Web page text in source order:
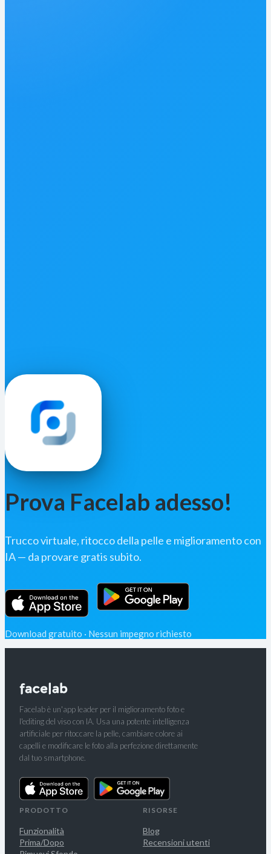
Prova Facelab adesso!
Trucco virtuale, ritocco della pelle e miglioramento con
IA — da provare gratis subito.
Download gratuito · Nessun impegno richiesto
Facelab è un'app leader per il miglioramento foto e
l'editing del viso con IA. Usa una potente intelligenza
artificiale per ritoccare la pelle, cambiare colore ai
capelli e modificare le foto alla perfezione direttamente
dal tuo smartphone.
PRODOTTO
Funzionalità
Prima/Dopo
RISORSE
Blog
Recensioni utenti